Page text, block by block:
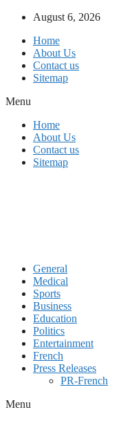
Skip
content
August 6, 2026
Home
About Us
Contact us
Sitemap
Menu
Home
About Us
Contact us
Sitemap
General
Medical
Sports
Business
Education
Politics
Entertainment
French
Press Releases
PR-French
Menu